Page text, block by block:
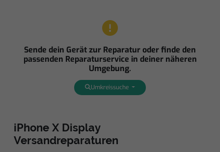
Sende dein Gerät zur Reparatur oder finde den
passenden Reparaturservice in deiner näheren
Umgebung.
Umkreissuche
iPhone X Display
Versandreparaturen